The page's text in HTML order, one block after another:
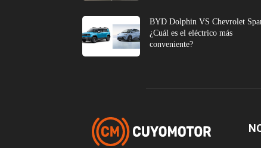
BYD Dolphin VS Chevrolet
¿Cuál es el eléctrico más
conveniente?